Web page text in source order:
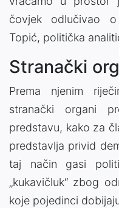
čovjek odlučivao o
Topić, politička
Stranački
Prema njenim
stranački organi
predstavu, kako za
predstavlja privid
taj način gasi
„kukavičluk“ zbog
koje pojedinci